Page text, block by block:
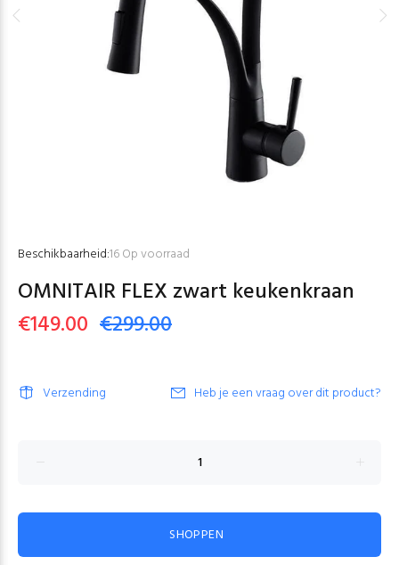
Beschikbaarheid:16Op voorraad
OMNITAIR FLEX zwart keukenkraan
€149.00 €299.00
Verzending Heb je een vraag over dit product?
SHOPPEN